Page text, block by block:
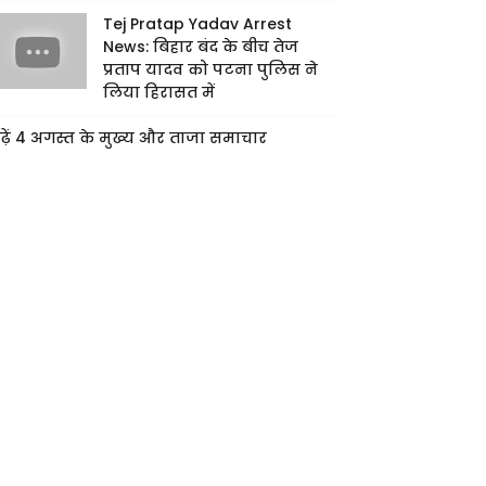
Tej Pratap Yadav Arrest
News: बिहार बंद के बीच तेज
प्रताप यादव को पटना पुलिस ने
लिया हिरासत में
4 अगस्त के मुख्य और ताजा समाचार